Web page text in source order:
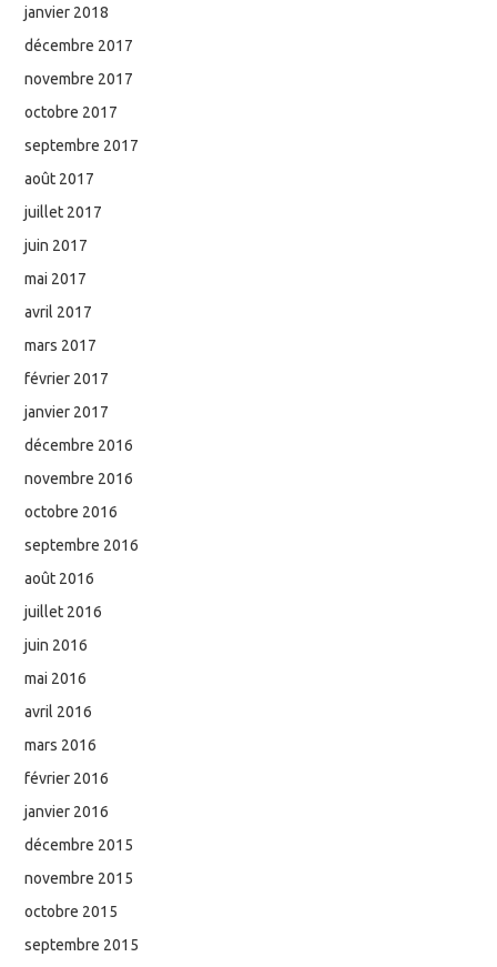
janvier 2018
décembre 2017
novembre 2017
octobre 2017
septembre 2017
août 2017
juillet 2017
juin 2017
mai 2017
avril 2017
mars 2017
février 2017
janvier 2017
décembre 2016
novembre 2016
octobre 2016
septembre 2016
août 2016
juillet 2016
juin 2016
mai 2016
avril 2016
mars 2016
février 2016
janvier 2016
décembre 2015
novembre 2015
octobre 2015
septembre 2015